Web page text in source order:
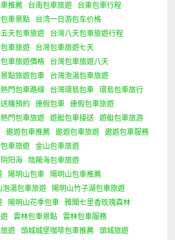
推薦 台南包車旅遊
台東包車行程
車景點
台湾一日游包车价格
天包車旅遊
台灣八天包車旅遊行程
車旅遊
台灣包車旅遊七天
車旅遊價格
台灣包車旅遊八天
點旅遊包車
台灣泡湯包車旅遊
門包車路線 台灣環島包車
環島包車旅行
送機預約 連假包車
連假包車旅遊
門包車旅遊 遊艇包車接送
遊艇包車旅游
遨遊包車推薦 遨遊包車旅遊
遨遊包車服務
車旅遊
金山包車旅遊
阴阳海
陰陽海包車旅遊
陽明山包車
陽明山包車推薦
泡湯包車旅遊
陽明山竹子湖包車旅遊
陽明山花季包車
雅聞七里香玫瑰森林
雲林包車景點
雲林包車服務
遊 頭城城堡咖啡包車推薦
頭城旅遊